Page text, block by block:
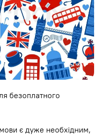
безоплатного
є дуже необхідним,